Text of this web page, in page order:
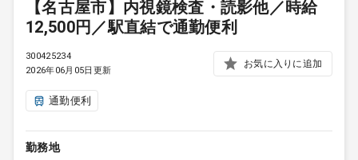
【名古屋市】内視鏡検査・読影他／時給
12,500円／駅直結で通勤便利
300425234
2026年06月05日更新
お気に入りに追加
通勤便利
勤務地